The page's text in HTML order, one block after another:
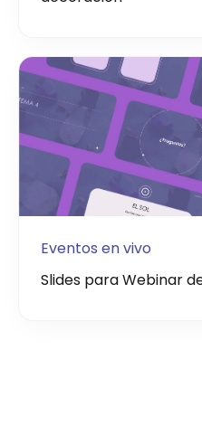
Eventos en vivo
Slides para Webinar